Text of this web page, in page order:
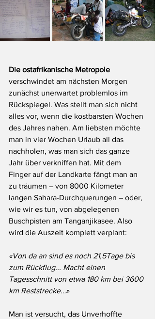
Die ostafrikanische Metropole
verschwindet am nächsten Morgen
zunächst unerwartet problemlos im
Rückspiegel. Was stellt man sich nicht
alles vor, wenn die kostbarsten Wochen
des Jahres nahen. Am liebsten möchte
man in vier Wochen Urlaub all das
nachholen, was man sich das ganze
Jahr über verkniffen hat. Mit dem
Finger auf der Landkarte fängt man an
zu träumen – von 8000 Kilometer
langen Sahara-Durchquerungen – oder,
wie wir es tun, von abgelegenen
Buschpisten am Tanganjikasee. Also
wird die Auszeit komplett verplant:
«Von da an sind es noch 21,5Tage bis
zum Rückflug... Macht einen
Tagesschnitt von etwa 180 km bei 3600
km Reststrecke…»
Man ist versucht, das Unverhoffte